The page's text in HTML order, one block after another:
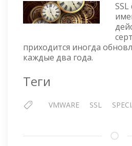
приходится иногда
каждые два года.
Теги
VMWARE SSL